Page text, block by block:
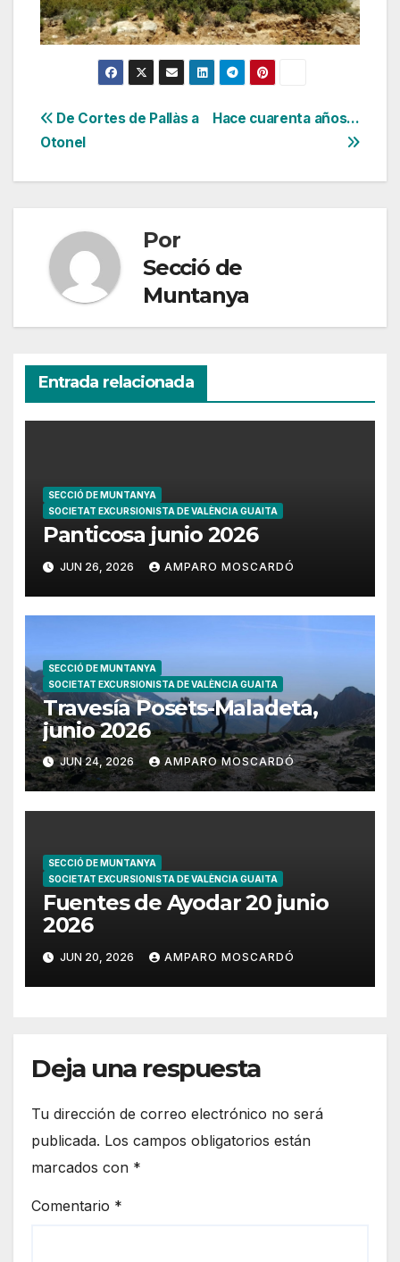
Navegación
Hace cuarenta años…
De Cortes de Pallàs a
Otonel
Por
Secció de
Muntanya
Entrada relacionada
SECCIÓ DE MUNTANYA
SOCIETAT EXCURSIONISTA DE VALÈNCIA GUAITA
Panticosa junio 2026
JUN 26, 2026 AMPARO MOSCARDÓ
SECCIÓ DE MUNTANYA
SOCIETAT EXCURSIONISTA DE VALÈNCIA GUAITA
Travesía Posets-Maladeta,
junio 2026
JUN 24, 2026 AMPARO MOSCARDÓ
SECCIÓ DE MUNTANYA
SOCIETAT EXCURSIONISTA DE VALÈNCIA GUAITA
Fuentes de Ayodar 20 junio
2026
JUN 20, 2026 AMPARO MOSCARDÓ
Deja una respuesta
Tu dirección de correo electrónico no será
publicada. Los campos obligatorios están
marcados con *
Comentario *